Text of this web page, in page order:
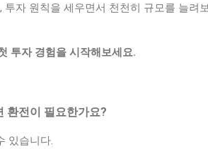
투자 원칙을 세우면서 천천히 규모를 늘려
투자 경험을 시작해보세요.
환전이 필요한가요?
있습니다.